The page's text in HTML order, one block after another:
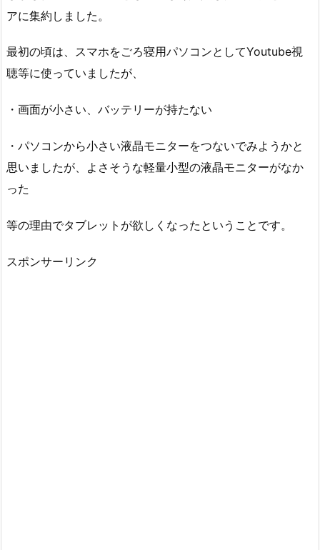
アに集約しました。
最初の頃は、スマホをごろ寝用パソコンとしてYoutube視
聴等に使っていましたが、
・画面が小さい、バッテリーが持たない
・パソコンから小さい液晶モニターをつないでみようかと
思いましたが、よさそうな軽量小型の液晶モニターがなか
った
等の理由でタブレットが欲しくなったということです。
スポンサーリンク